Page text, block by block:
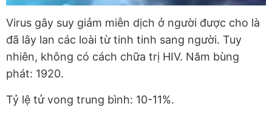
Virus gây suy giảm miễn dịch ở người được cho là
đã lây lan các loài từ tinh tinh sang người. Tuy
nhiên, không có cách chữa trị HIV. Năm bùng
phát: 1920.
Tỷ lệ tử vong trung bình: 10-11%.